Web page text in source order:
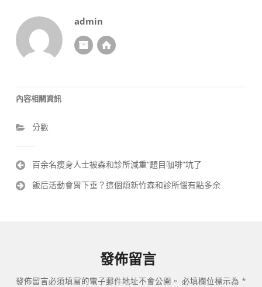
admin
內容相關資訊
分數
文
導
百余名瘦身人士被森和診所減重“題目咖啡”坑了
飯后活動會胃下垂？這個煩新竹森和診所惱有點多余
發佈留言
發佈留言必須填寫的電子郵件地址不會公開。 必填欄位標示為 *